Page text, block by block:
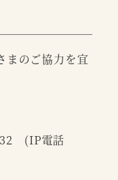
まのご協力を宜
(IP電話